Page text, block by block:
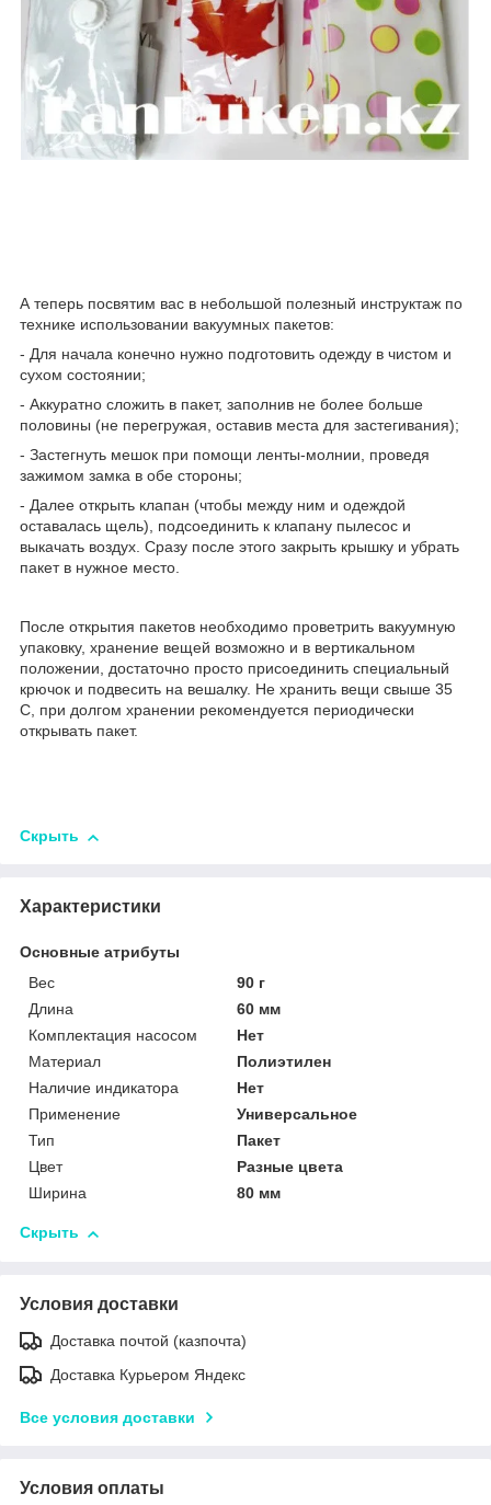
А теперь посвятим вас в небольшой полезный инструктаж по
технике использовании вакуумных пакетов:
- Для начала конечно нужно подготовить одежду в чистом и
сухом состоянии;
- Аккуратно сложить в пакет, заполнив не более больше
половины (не перегружая, оставив места для застегивания);
- Застегнуть мешок при помощи ленты-молнии, проведя
зажимом замка в обе стороны;
- Далее открыть клапан (чтобы между ним и одеждой
оставалась щель), подсоединить к клапану пылесос и
выкачать воздух. Сразу после этого закрыть крышку и убрать
пакет в нужное место.
После открытия пакетов необходимо проветрить вакуумную
упаковку, хранение вещей возможно и в вертикальном
положении, достаточно просто присоединить специальный
крючок и подвесить на вешалку. Не хранить вещи свыше 35
С, при долгом хранении рекомендуется периодически
открывать пакет.
Скрыть
Характеристики
Основные атрибуты
Вес
90 г
Длина
60 мм
Комплектация насосом
Нет
Материал
Полиэтилен
Наличие индикатора
Нет
Применение
Универсальное
Тип
Пакет
Цвет
Разные цвета
Ширина
80 мм
Скрыть
Условия доставки
Доставка почтой (казпочта)
Доставка Курьером Яндекс
Все условия доставки
Условия оплаты